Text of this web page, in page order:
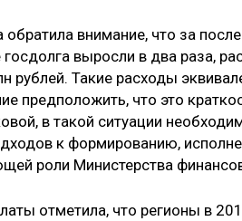
обратила внимание, что за
выросли в два раза,
рублей. Такие расходы
предположить, что это
в такой ситуации
к формированию,
роли Министерства
отметила, что регионы в